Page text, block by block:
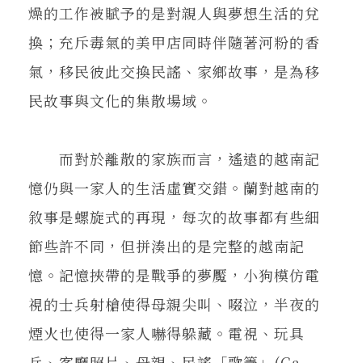
燥的工作被賦予的是對親人與夢想生活的兌
換；充斥毒氣的美甲店同時伴隨著河粉的香
氣，移民彼此交換民謠、家鄉故事，是為移
民故事與文化的集散場域。
而對於離散的家族而言，遙遠的越南記
憶仍與一家人的生活虛實交錯。蘭對越南的
敘事是螺旋式的再現，每次的故事都有些細
節些許不同，但拼湊出的是完整的越南記
憶。記憶挾帶的是戰爭的夢魘，小狗模仿電
視的士兵射槍使得母親尖叫、啜泣，半夜的
煙火也使得一家人嚇得躲藏。電視、玩具